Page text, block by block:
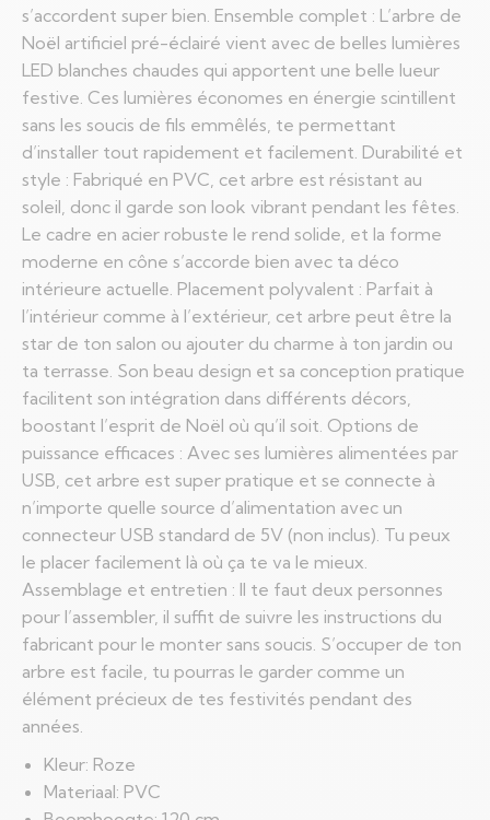
s’accordent super bien. Ensemble complet : L’arbre de
Noël artificiel pré-éclairé vient avec de belles lumières
LED blanches chaudes qui apportent une belle lueur
festive. Ces lumières économes en énergie scintillent
sans les soucis de fils emmêlés, te permettant
d’installer tout rapidement et facilement. Durabilité et
style : Fabriqué en PVC, cet arbre est résistant au
soleil, donc il garde son look vibrant pendant les fêtes.
Le cadre en acier robuste le rend solide, et la forme
moderne en cône s’accorde bien avec ta déco
intérieure actuelle. Placement polyvalent : Parfait à
l’intérieur comme à l’extérieur, cet arbre peut être la
star de ton salon ou ajouter du charme à ton jardin ou
ta terrasse. Son beau design et sa conception pratique
facilitent son intégration dans différents décors,
boostant l’esprit de Noël où qu’il soit. Options de
puissance efficaces : Avec ses lumières alimentées par
USB, cet arbre est super pratique et se connecte à
n’importe quelle source d’alimentation avec un
connecteur USB standard de 5V (non inclus). Tu peux
le placer facilement là où ça te va le mieux.
Assemblage et entretien : Il te faut deux personnes
pour l’assembler, il suffit de suivre les instructions du
fabricant pour le monter sans soucis. S’occuper de ton
arbre est facile, tu pourras le garder comme un
élément précieux de tes festivités pendant des
années.
Kleur: Roze
Materiaal: PVC